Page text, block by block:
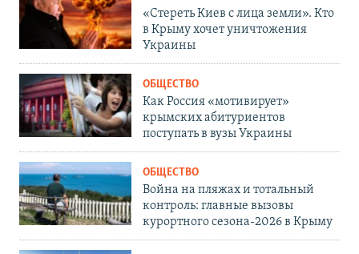
«Стереть Киев с лица земли». Кто
в Крыму хочет уничтожения
Украины
ОБЩЕСТВО
Как Россия «мотивирует»
крымских абитуриентов
поступать в вузы Украины
ОБЩЕСТВО
Война на пляжах и тотальный
контроль: главные вызовы
курортного сезона-2026 в Крыму